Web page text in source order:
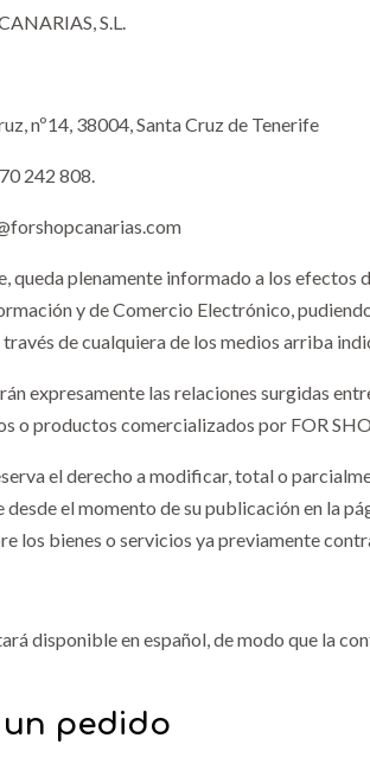
S.L.
nº14, 38004, Santa Cruz de Tenerife
242 808.
queda plenamente informado a los
y de Comercio Electrónico,
de cualquiera de los medios arriba
expresamente las relaciones surgidas
o productos comercializados por FOR
el derecho a modificar, total o
desde el momento de su publicación en la
los bienes o servicios ya previamente
disponible en español, de modo que la
un pedido